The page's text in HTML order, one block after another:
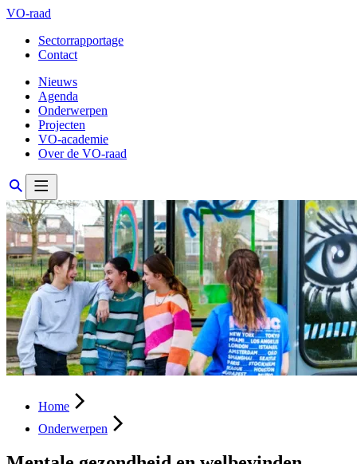
VO-raad
Sectorrapportage
Contact
Nieuws
Agenda
Onderwerpen
Projecten
VO-academie
Over de VO-raad
Home
Onderwerpen